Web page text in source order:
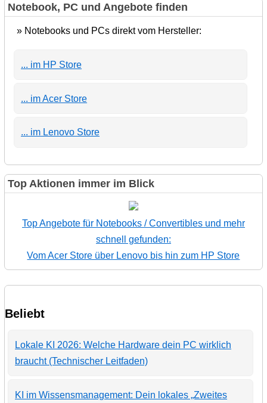
Notebook, PC und Angebote finden
» Notebooks und PCs direkt vom Hersteller:
... im HP Store
... im Acer Store
... im Lenovo Store
Top Aktionen immer im Blick
Top Angebote für Notebooks / Convertibles und mehr
schnell gefunden:
Vom Acer Store über Lenovo bis hin zum HP Store
Beliebt
Lokale KI 2026: Welche Hardware dein PC wirklich
braucht (Technischer Leitfaden)
KI im Wissensmanagement: Dein lokales „Zweites